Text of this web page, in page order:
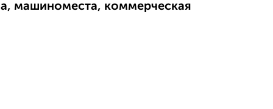
машиноместа, коммерческая